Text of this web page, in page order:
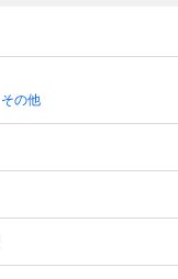
その他